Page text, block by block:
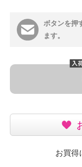
ボタンを押
ます。
お買得